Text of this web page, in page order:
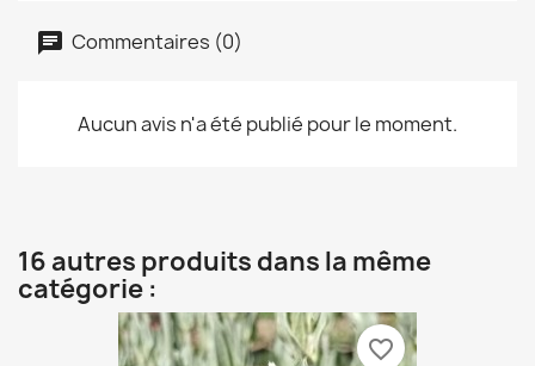
Commentaires (0)
Aucun avis n'a été publié pour le moment.
16 autres produits dans la même
catégorie :
favorite_border